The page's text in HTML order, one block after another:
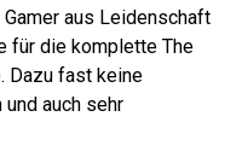
aus Leidenschaft
für die komplette The
Dazu fast keine
auch sehr